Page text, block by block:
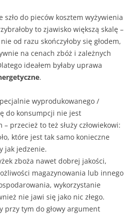
szło do pieców kosztem wyżywienia
to zjawisko większą skalę –
od razu skończyłoby się głodem,
na cenach zbóż i zależnych
ideałem byłaby uprawa
.
wyprodukowanego /
do konsumpcji nie jest
przecież to też służy człowiekowi:
które jest tak samo konieczne
jak jedzenie.
zboża nawet dobrej jakości,
magazynowania lub innego
wykorzystanie
nie jawi się jako nic złego.
przy tym do głowy argument